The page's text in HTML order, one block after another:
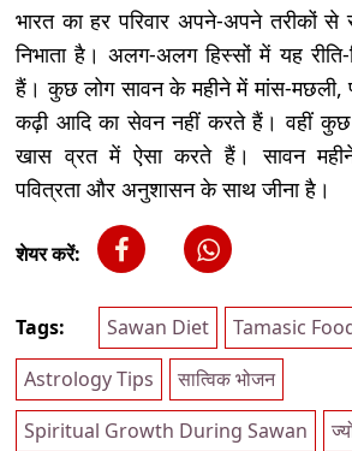
भारत का हर परिवार अपने-अपने तरीकों से
निभाता है। अलग-अलग हिस्सों में यह
हैं। कुछ लोग सावन के महीने में मांस-मछली,
कढ़ी आदि का सेवन नहीं करते हैं। वहीं कुछ
खास व्रत में ऐसा करते हैं। सावन
पवित्रता और अनुशासन के साथ जीना है।
शेयर करें:
Tags: Sawan Diet
Tamasic
Astrology Tips
सात्विक भोजन
Spiritual Growth During Sawan